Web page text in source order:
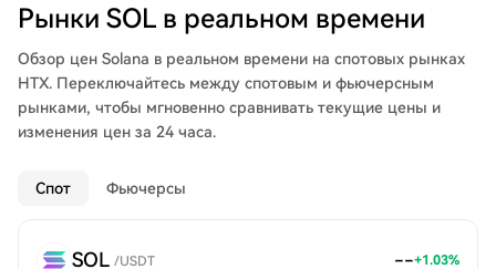
гибридной модели консенсуса Solana интересует как
мелких трейдеров, так и институциональных трейдеров.
Важным направлением деятельности Solana Foundation
является обеспечение доступности децентрализованных
финансов в более широком масштабе.
Рынки SOL в реальном времени
Обзор цен Solana в реальном времени на спотовых рынках
HTX. Переключайтесь между спотовым и фьючерсным
рынками, чтобы мгновенно сравнивать текущие цены и
изменения цен за 24 часа.
Спот Фьючерсы
SOL /USDT --+1.03%